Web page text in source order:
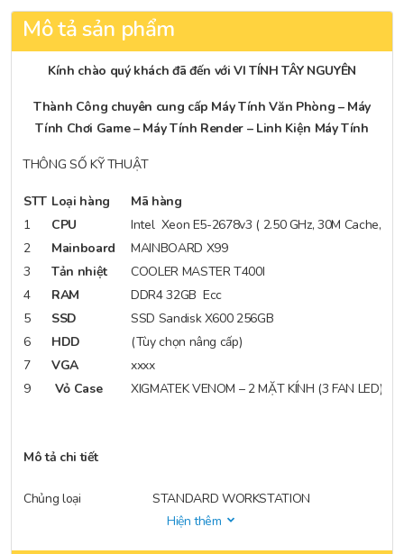
Mô tả sản phẩm
Kính chào quý khách đã đến với VI TÍNH TÂY NGUYÊN
Thành Công chuyên cung cấp Máy Tính Văn Phòng – Máy
Tính Chơi Game– Máy Tính Render – Linh Kiện Máy Tính
THÔNG SỐ KỸ THUẬT
STT Loại hàng
Mã hàng
1
CPU
Intel Xeon E5-2678v3 ( 2.50 GHz, 30M Cache,
2
Mainboard
MAINBOARD X99
3
Tản nhiệt
COOLER MASTER T400I
4
RAM
DDR4 32GB Ecc
5
SSD
SSD Sandisk X600 256GB
6
HDD
(Tùy chọn nâng cấp)
7
VGA
xxxx
9
Vỏ Case XIGMATEK VENOM – 2 MẶT KÍNH (3 FAN LED)
Mô tả chi tiết
Chủng loại STANDARD WORKSTATION
Hiện thêm